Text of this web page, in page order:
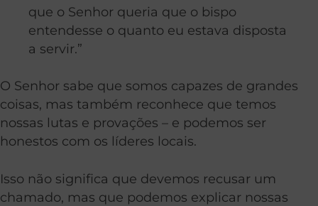
que o Senhor queria que o bispo
entendesse o quanto eu estava disposta
a servir.”
O Senhor sabe que somos capazes de grandes
coisas, mas também reconhece que temos
nossas lutas e provações – e podemos ser
honestos com os líderes locais.
Isso não significa que devemos recusar um
chamado, mas que podemos explicar nossas